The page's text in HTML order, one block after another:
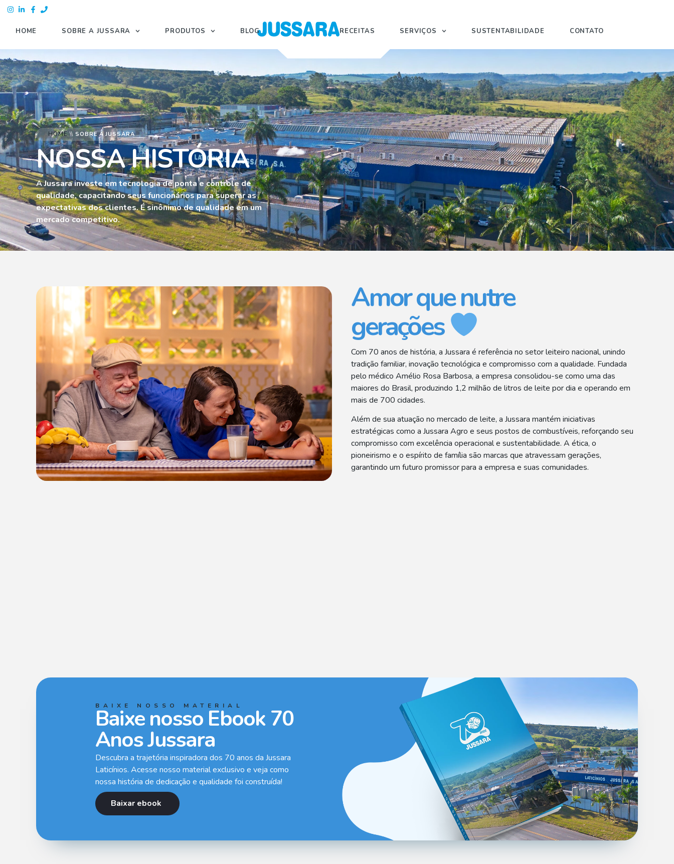
HOME SOBRE A JUSSARA PRODUTOS BLOG RECEITAS SERVIÇOS SUSTENTABILIDADE CONTATO
HOME \\SOBRE A JUSSARA
NOSSA HISTÓRIA
A Jussara investe em tecnologia de ponta e controle de
qualidade, capacitando seus funcionários para superar as
expectativas dos clientes. É sinônimo de qualidade em um
mercado competitivo.
Amor que nutre
gerações
Com 70 anos de história, a Jussara é referência no setor leiteiro nacional, unindo
tradição familiar, inovação tecnológica e compromisso com a qualidade. Fundada
pelo médico Amélio Rosa Barbosa, a empresa consolidou-se como uma das
maiores do Brasil, produzindo 1,2 milhão de litros de leite por dia e operando em
mais de 700 cidades.
Além de sua atuação no mercado de leite, a Jussara mantém iniciativas
estratégicas como a Jussara Agro e seus postos de combustíveis, reforçando seu
compromisso com excelência operacional e sustentabilidade. A ética, o
pioneirismo e o espírito de família são marcas que atravessam gerações,
garantindo um futuro promissor para a empresa e suas comunidades.
BAIXE NOSSO MATERIAL
Baixe nosso Ebook 70
Anos Jussara​
Descubra a trajetória inspiradora dos 70 anos da Jussara
Laticínios. Acesse nosso material exclusivo e veja como
nossa história de dedicação e qualidade foi construída!
Baixar ebook